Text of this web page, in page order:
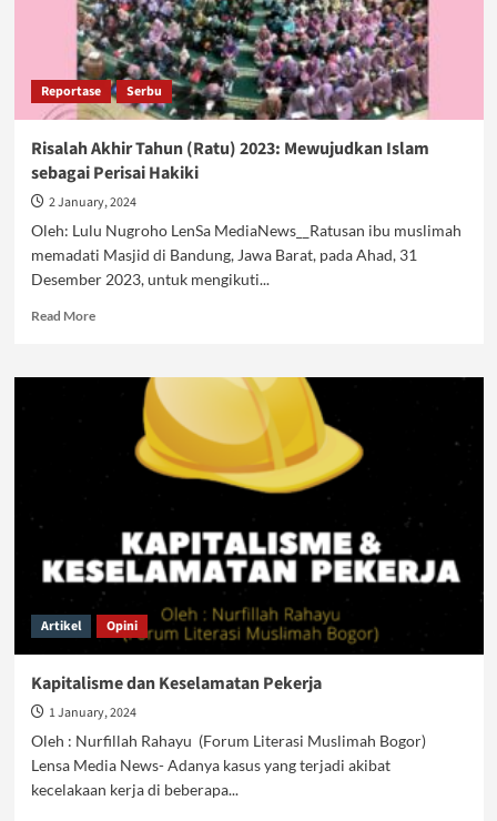
The
Earth
Reportase Serbu
Risalah Akhir Tahun (Ratu) 2023: Mewujudkan Islam
sebagai Perisai Hakiki
2 January, 2024
Oleh: Lulu Nugroho LenSa MediaNews__Ratusan ibu muslimah
memadati Masjid di Bandung, Jawa Barat, pada Ahad, 31
Desember 2023, untuk mengikuti...
Read MoreRead
Risalah
Mewujudkan
Perisai
Hakiki
Artikel Opini
Kapitalisme dan Keselamatan Pekerja
1 January, 2024
Oleh : Nurfillah Rahayu (Forum Literasi Muslimah Bogor)
Lensa Media News- Adanya kasus yang terjadi akibat
kecelakaan kerja di beberapa...